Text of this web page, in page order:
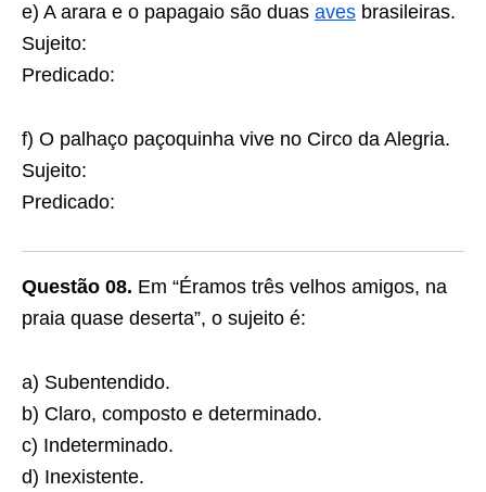
e) A arara e o papagaio são duas aves brasileiras.
Sujeito:
Predicado:
f) O palhaço paçoquinha vive no Circo da Alegria.
Sujeito:
Predicado:
Questão 08. Em “Éramos três velhos amigos, na
praia quase deserta”, o sujeito é:
a) Subentendido.
b) Claro, composto e determinado.
c) Indeterminado.
d) Inexistente.